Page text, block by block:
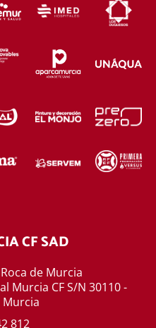
CF SAD
de Murcia
Murcia CF S/N 30110 -
Murcia
812